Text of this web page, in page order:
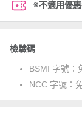
※不適用優
檢驗碼
BSMI 字號：
NCC 字號：